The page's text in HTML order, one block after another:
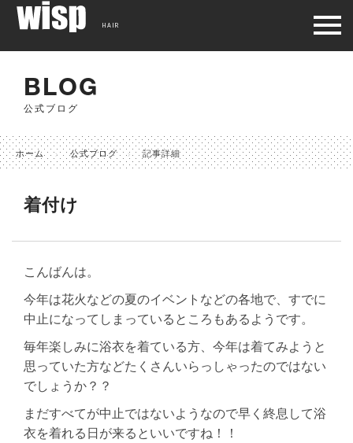
BLOG
公式ブログ
ホーム 公式ブログ 記事詳細
着付け
こんばんは。
今年は花火などの夏のイベントなどの各地で、すでに
中止になってしまっているところもあるようです。
毎年楽しみに浴衣を着ている方、今年は着てみようと
思っていた方などたくさんいらっしゃったのではない
でしょうか？？
まだすべてが中止ではないようなので早く終息して浴
衣を着れる日が来るといいですね！！
HAIR